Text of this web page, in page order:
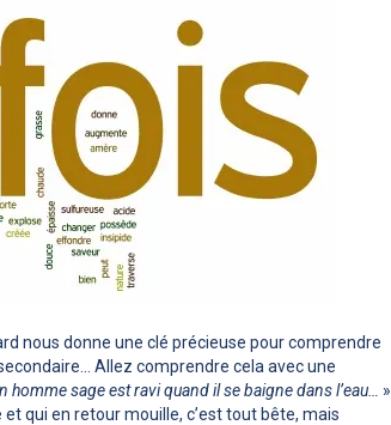
nous donne une clé précieuse pour comprendre
Allez comprendre cela avec une
homme sage est ravi quand il se baigne dans l’eau…
».
qui en retour mouille, c’est tout bête, mais